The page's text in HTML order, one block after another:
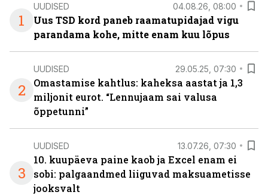
1
UUDISED 04.08.26, 08:00
Uus TSD kord paneb raamatupidajad vigu
parandama kohe, mitte enam kuu lõpus
2
UUDISED 29.05.25, 07:30
Omastamise kahtlus: kaheksa aastat ja 1,3
miljonit eurot. “Lennujaam sai valusa
õppetunni”
3
UUDISED 13.07.26, 07:30
10. kuupäeva paine kaob ja Excel enam ei
sobi: palgaandmed liiguvad maksuametisse
jooksvalt